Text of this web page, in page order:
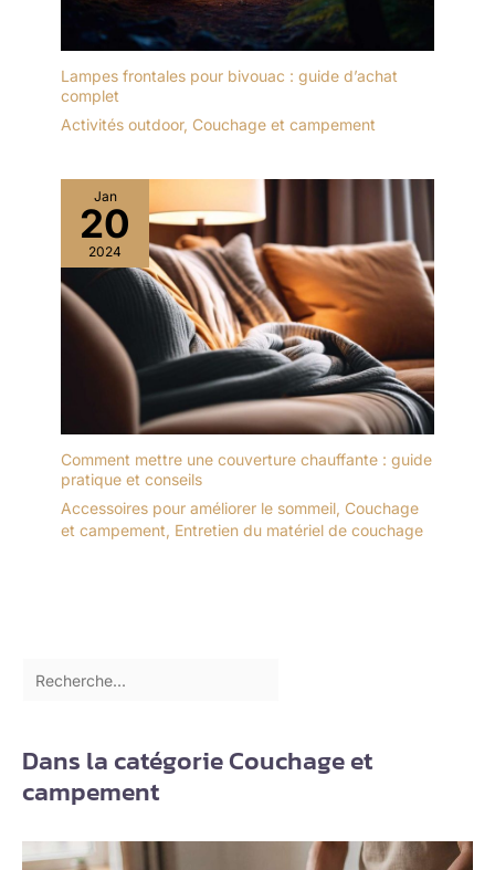
Lampes frontales pour bivouac : guide d’achat
complet
Activités outdoor, Couchage et campement
Jan
20
2024
Comment mettre une couverture chauffante : guide
pratique et conseils
Accessoires pour améliorer le sommeil, Couchage
et campement, Entretien du matériel de couchage
Dans la catégorie Couchage et
campement